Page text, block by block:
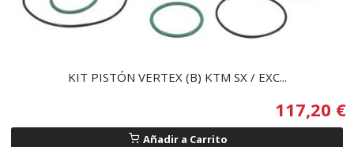
KIT PISTÓN VERTEX (B) KTM SX / EXC...
117,20 €
Añadir a Carrito